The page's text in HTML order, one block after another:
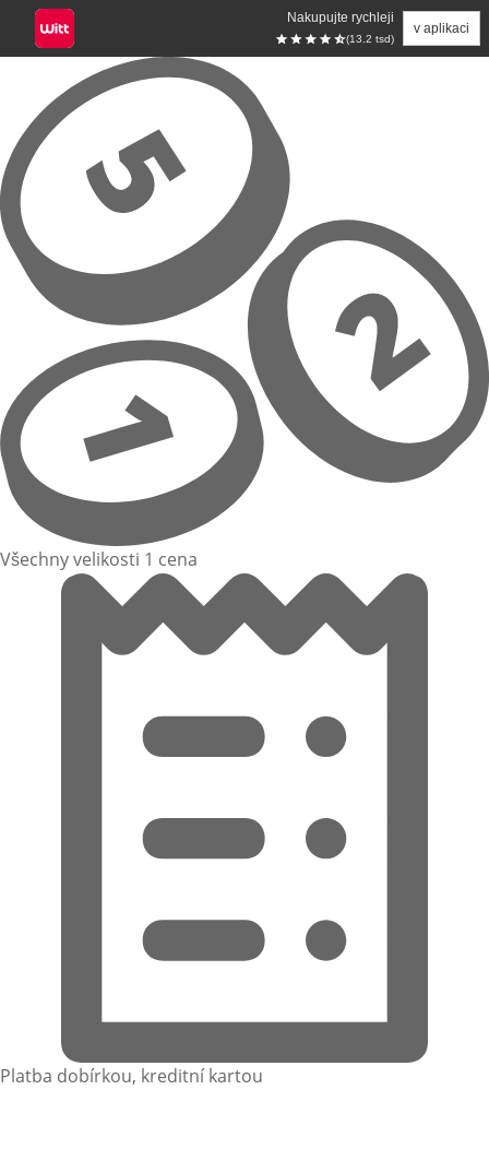
Nakupujte rychleji
(13.2 tsd)
v aplikaci
Přeskočit na hlavní obsah
Všechny velikosti 1 cena
Platba dobírkou, kreditní kartou